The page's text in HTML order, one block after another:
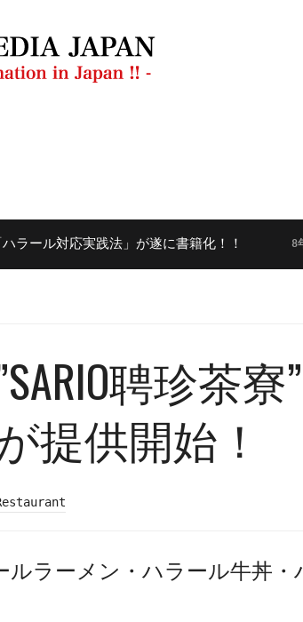
応実践法」が遂に書籍化！！ 8年 AGO
聘珍茶
提供開始！
ラーメン・ハラール牛丼・